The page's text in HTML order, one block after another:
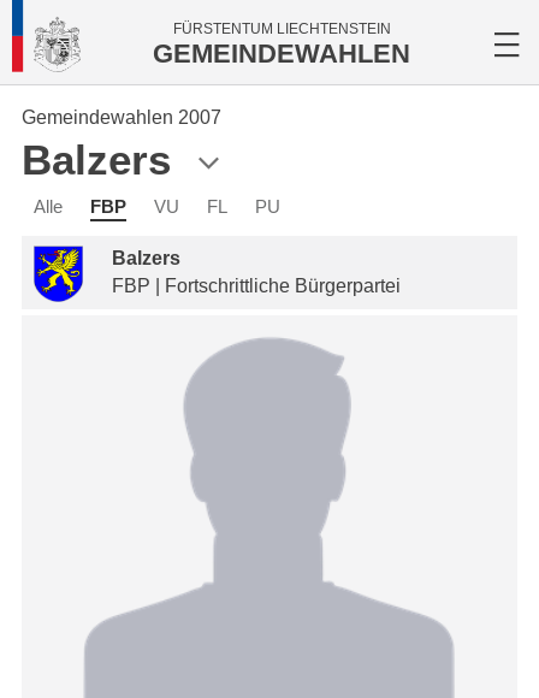
FÜRSTENTUM LIECHTENSTEIN
GEMEINDEWAHLEN
Gemeindewahlen 2007
Balzers
Alle FBP VU FL PU
Balzers
FBP | Fortschrittliche Bürgerpartei